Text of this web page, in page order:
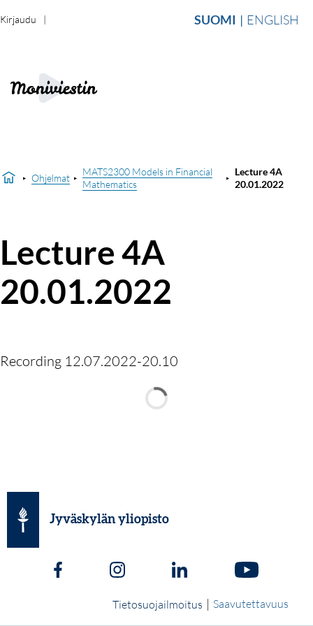
SUOMI ENGLISH
Kirjaudu
Ohjelmat
MATS2300 Models in Financial
Mathematics
Lecture 4A
20.01.2022
Lecture 4A
20.01.2022
Recording 12.07.2022-20.10
Jyväskylän yliopisto
Tietosuojailmoitus | Saavutettavuus